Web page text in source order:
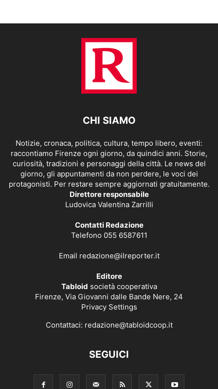
CHI SIAMO
Notizie, cronaca, politica, cultura, tempo libero, eventi:
raccontiamo Firenze ogni giorno, da quindici anni. Storie,
curiosità, tradizioni e personaggi della città. Le news del
giorno, gli appuntamenti da non perdere, le voci dei
protagonisti. Per restare sempre aggiornati gratuitamente.
Direttore responsabile
Ludovica Valentina Zarrilli
Contatti Redazione
Telefono 055 6587611
Email redazione@ilreporter.it
Editore
Tabloid società cooperativa
Firenze, Via Giovanni dalle Bande Nere, 24
Privacy Settings
Contattaci: redazione@tabloidcoop.it
SEGUICI